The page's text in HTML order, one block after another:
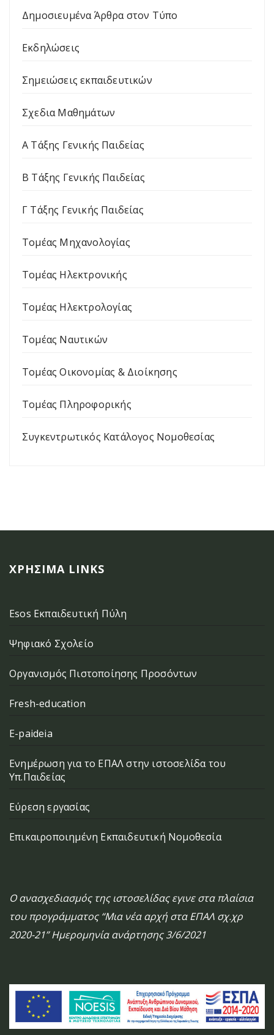
Δημοσιευμένα Άρθρα στον Τύπο
Εκδηλώσεις
Σημειώσεις εκπαιδευτικών
Σχεδια Μαθημάτων
Α Τάξης Γενικής Παιδείας
Β Τάξης Γενικής Παιδείας
Γ Τάξης Γενικής Παιδείας
Τομέας Μηχανολογίας
Τομέας Ηλεκτρονικής
Τομέας Ηλεκτρολογίας
Τομέας Ναυτικών
Τομέας Οικονομίας & Διοίκησης
Τομέας Πληροφορικής
Συγκεντρωτικός Κατάλογος Νομοθεσίας
ΧΡΉΣΙΜΑ LINKS
Esos Εκπαιδευτική Πύλη
Ψηφιακό Σχολείο
Οργανισμός Πιστοποίησης Προσόντων
Fresh-education
E-paideia
Ενημέρωση για το ΕΠΑΛ στην ιστοσελίδα του
Υπ.Παιδείας
Εύρεση εργασίας
Επικαιροποιημένη Εκπαιδευτική Νομοθεσία
Ο ανασχεδιασμός της ιστοσελίδας εγινε στα πλαίσια
του προγράμματος “Μια νέα αρχή στα ΕΠΑΛ σχ.χρ
2020-21” Ημερομηνία ανάρτησης 3/6/2021